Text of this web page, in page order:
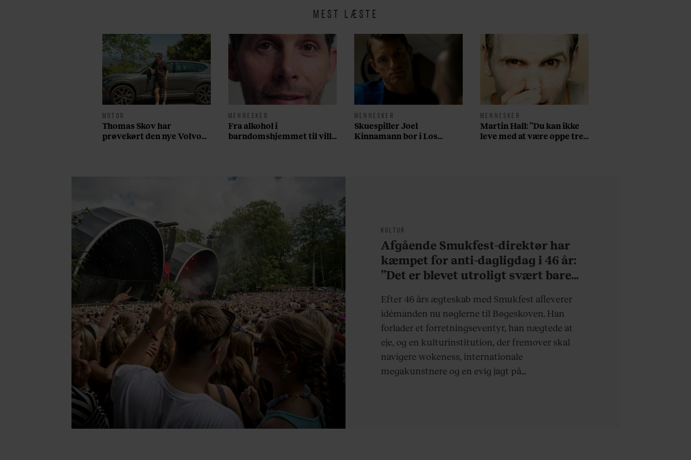
MEST LÆSTE
MOTOR
Thomas Skov har
prøvekørt den nye Volvo
MENNESKER
Fra alkohol i
barndomshjemmet til villa
MENNESKER
Skuespiller Joel
Kinnamann bor i Los
MENNESKER
Martin Hall: ”Du kan ikke
leve med at være oppe tre
KULTUR
Afgående Smukfest-direktør har
kæmpet for anti-dagligdag i 46 år:
”Det er blevet utroligt svært bare
Efter 46 års ægteskab med Smukfest afleverer
idémanden nu nøglerne til Bøgeskoven. Han
forlader et forretningseventyr, han nægtede at
eje, og en kulturinstitution, der fremover skal
navigere wokeness, internationale
megakunstnere og en evig jagt på